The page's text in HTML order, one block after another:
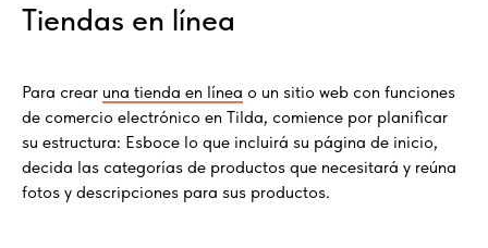
Tiendas en línea
Para crear una tienda en línea o un sitio web con funciones
de comercio electrónico en Tilda, comience por planificar
su estructura: Esboce lo que incluirá su página de inicio,
decida las categorías de productos que necesitará y reúna
fotos y descripciones para sus productos.